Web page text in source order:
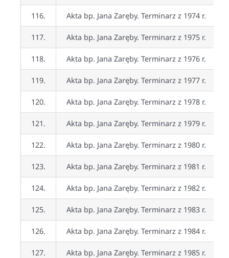
116. Akta bp. Jana Zaręby. Terminarz z 1974 r.
117. Akta bp. Jana Zaręby. Terminarz z 1975 r.
118. Akta bp. Jana Zaręby. Terminarz z 1976 r.
119. Akta bp. Jana Zaręby. Terminarz z 1977 r.
120. Akta bp. Jana Zaręby. Terminarz z 1978 r.
121. Akta bp. Jana Zaręby. Terminarz z 1979 r.
122. Akta bp. Jana Zaręby. Terminarz z 1980 r.
123. Akta bp. Jana Zaręby. Terminarz z 1981 r.
124. Akta bp. Jana Zaręby. Terminarz z 1982 r.
125. Akta bp. Jana Zaręby. Terminarz z 1983 r.
126. Akta bp. Jana Zaręby. Terminarz z 1984 r.
127. Akta bp. Jana Zaręby. Terminarz z 1985 r.